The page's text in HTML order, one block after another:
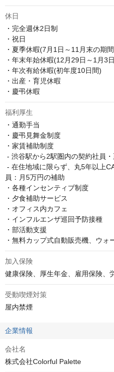
休日
・完全週休2日制
・祝日
・夏季休暇(7月1日～11月末の期
・年末年始休暇(12月29日～1月3
・年次有給休暇(初年度10日間)
・出産・育児休暇
・慶弔休暇
福利厚生
・通勤手当
・慶弔見舞金制度
・家賃補助制度
員：月5万円の補助
・各種インセンティブ制度
・夕食補助サービス
・オフィス内カフェ
・インフルエンザ巡回予防接種
・部活動支援
・無料カップ式自動販売機、ウォ
加入保険
健康保険、厚生年金、雇用保険、
受動喫煙対策
屋内禁煙
企業情報
会社名
株式会社Colorful Palette